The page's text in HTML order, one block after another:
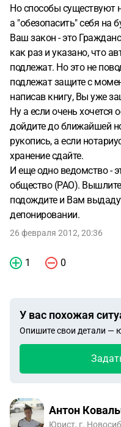
Но способы существуют
а "обезопасить" себя на
Ваш закон - это
как раз и указано, что
подлежат. Но это не
подлежат защите с
написав книгу, Вы уже
Ну а если очень хочется
дойдите до ближайшей
рукопись, а если
хранение сдайте.
И еще одно ведомство -
общество (РАО). Вышлите
подождите и Вам
депонировании.
26 февраля 2012, 20:36
1 0
У вас похожая
Опишите свои детали —
Антон
Юрист, г.